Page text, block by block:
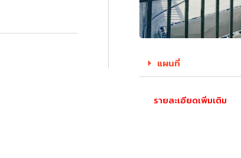
แผนที่
รายละเอียดเพิ่มเติม